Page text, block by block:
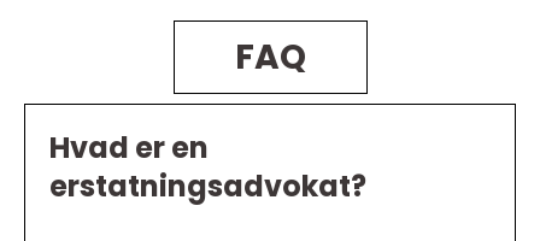
FAQ
Hvad er en
erstatningsadvokat?